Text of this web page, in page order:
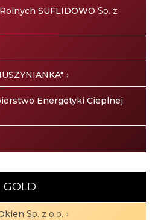
SUFLIDOWO Sp. z
Energetyki Cieplnej
GOLD
Sp. z o.o.